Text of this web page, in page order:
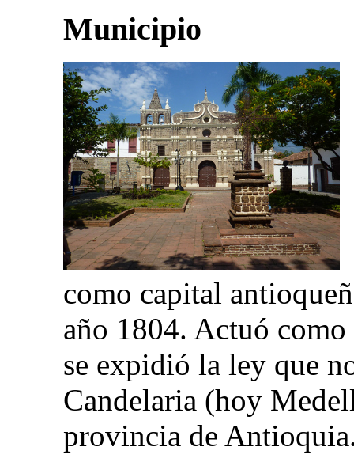
Municipio
como capital
año 1804. Actuó
se expidió la ley que
Candelaria (hoy
provincia de